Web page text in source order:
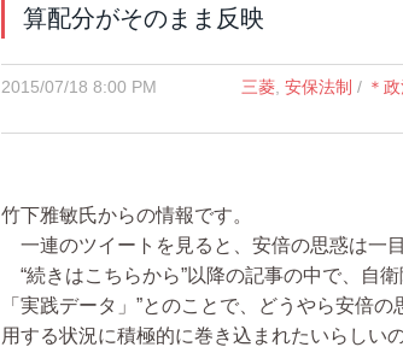
算配分がそのまま反映
2015/07/18 8:00 PM 三菱, 安保法制 / ＊
竹下雅敏氏からの情報です。
一連のツイートを見ると、安倍の思惑は一目
“続きはこちらから”以降の記事の中で、自
「実践データ」”とのことで、どうやら安倍
用する状況に積極的に巻き込まれたいらしい